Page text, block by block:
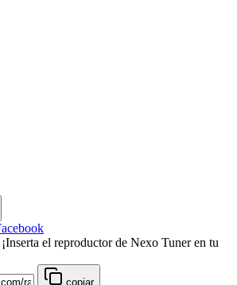
el reproductor de Nexo Tuner en tu
copiar